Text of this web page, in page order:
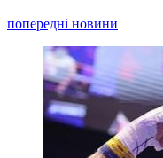
попередні новини